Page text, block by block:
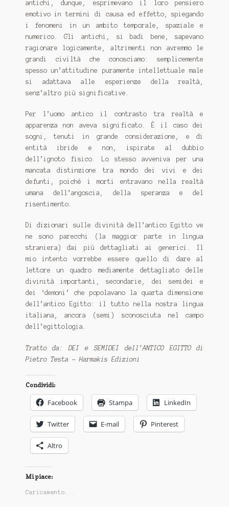
antichi, dunque, esprimevano il loro pensiero
emotivo in termini di causa ed effetto, spiegando
i fenomeni in un ambito temporale, spaziale e
numerico. Gli antichi, si badi bene, sapevano
ragionare logicamente, altrimenti non avremmo le
grandi civiltà che conosciamo: semplicemente
spesso un’attitudine puramente intellettuale male
si adattava alle esperienze della realtà,
senz’altro più significative.
Per l’uomo antico il contrasto tra realtà e
apparenza non aveva significato. È il caso dei
sogni, tenuti in grande considerazione, e di
entità ibride e non, ispirate al dubbio
dell’ignoto fisico. Lo stesso avveniva per una
mancata distinzione tra mondo dei vivi e dei
defunti, poiché i morti entravano nella realtà
umana dell’angoscia, della speranza e del
risentimento.
Di dizionari sulle divinità dell’antico Egitto ve
ne sono parecchi (la maggior parte in lingua
straniera) dai più dettagliati ai generici. Il
mio intento vorrebbe essere quello di dare al
lettore un quadro mediamente dettagliato delle
divinità importanti, secondarie, dei semidei e
dei ‘demoni’ che popolavano la quarta dimensione
dell’antico Egitto: il tutto nella nostra lingua
italiana, ancora (semi) sconosciuta nel campo
dell’egittologia.
Tratto da: DEI e SEMIDEI dell’ANTICO EGITTO di
Pietro Testa - Harmakis Edizioni
Condividi:
Facebook Stampa LinkedIn
Twitter E-mail Pinterest
Altro
Mi piace:
Caricamento...